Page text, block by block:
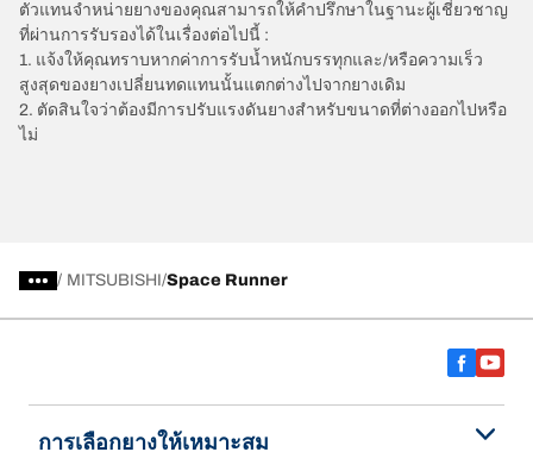
ตัวแทนจำหน่ายยางของคุณสามารถให้คำปรึกษาในฐานะผู้เชี่ยวชาญ
ที่ผ่านการรับรองได้ในเรื่องต่อไปนี้ :
1. แจ้งให้คุณทราบหากค่าการรับน้ำหนักบรรทุกและ/หรือความเร็ว
สูงสุดของยางเปลี่ยนทดแทนนั้นแตกต่างไปจากยางเดิม
2. ตัดสินใจว่าต้องมีการปรับแรงดันยางสำหรับขนาดที่ต่างออกไปหรือ
ไม่
/ MITSUBISHI Space Runner
การเลือกยางให้เหมาะสม